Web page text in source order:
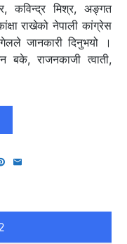
कविन्द्र मिश्र, अङ्गत
राखेको नेपाली कांग्रेस
जानकारी दिनुभयो ।
बके, राजनकाजी त्वाती,